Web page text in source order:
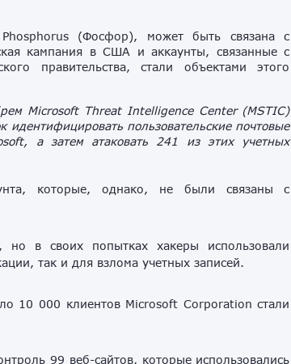
(Фосфор), может быть связана с
кампания в США и аккаунты, связанные с
правительства, стали объектами этого
Microsoft Threat Intelligence Center (MSTIC)
пользовательские почтовые
а затем атаковать 241 из этих учетных
которые, однако, не были связаны с
но в своих попытках хакеры использовали
так и для взлома учетных записей.
10 000 клиентов Microsoft Corporation стали
99 веб-сайтов, которые использовались